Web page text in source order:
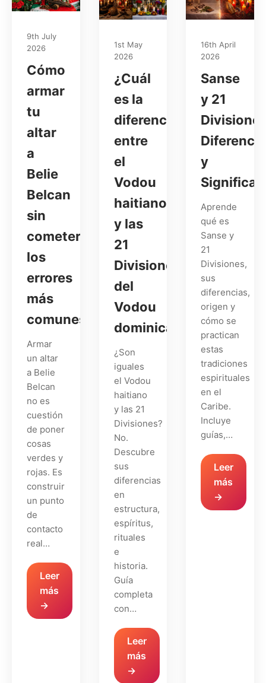
9th July
2026
Cómo
armar
tu
altar
a
Belie
Belcan
sin
cometer
los
errores
más
comunes
Armar
un altar
a Belie
Belcan
no es
cuestión
de poner
cosas
verdes y
rojas. Es
construir
un punto
de
contacto
real…
Leer
más
→
1st May
2026
¿Cuál
es la
diferencia
entre
el
Vodou
haitiano
y las
21
Divisiones
del
Vodou
dominicano?
¿Son
iguales
el Vodou
haitiano
y las 21
Divisiones?
No.
Descubre
sus
diferencias
en
estructura,
espíritus,
rituales
e
historia.
Guía
completa
con…
Leer
más
→
16th April
2026
Sanse
y 21
y
Aprende
qué es
Sanse y
21
Divisiones,
sus
diferencias,
origen y
cómo se
practican
estas
tradiciones
espirituales
en el
Caribe.
Incluye
guías,…
Leer
más
→